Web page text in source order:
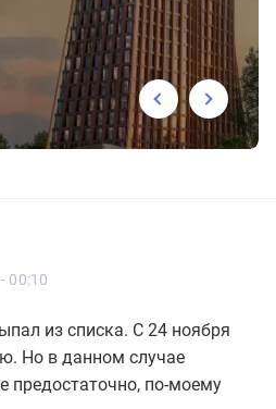
00:10
из списка. С 24 ноября
Но в данном случае
предостаточно, по-моему